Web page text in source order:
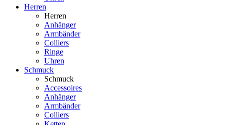
Herren
Herren
Anhänger
Armbänder
Colliers
Ringe
Uhren
Schmuck
Schmuck
Accessoires
Anhänger
Armbänder
Colliers